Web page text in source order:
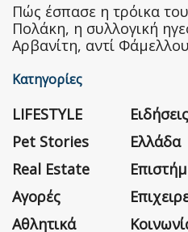
Πώς έσπασε η τρόικα
Πολάκη, η συλλογική
Αρβανίτη, αντί Φάμελλου
Κατηγορίες
LIFESTYLE
Pet Stories
Real Estate
Αγορές
Αθλητικά
Ειδήσεις
Ελλάδα